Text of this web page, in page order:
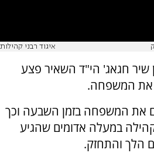
איגוד רבני קהילות
שיר חגאג' הי"ד השאיר פצע
את המשפחה.
את המשפחה בזמן השבעה וכך
במעלה אדומים שהגיע
הלך והתחזק.